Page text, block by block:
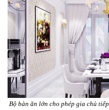
Bộ bàn ăn lớn cho phép gia chủ